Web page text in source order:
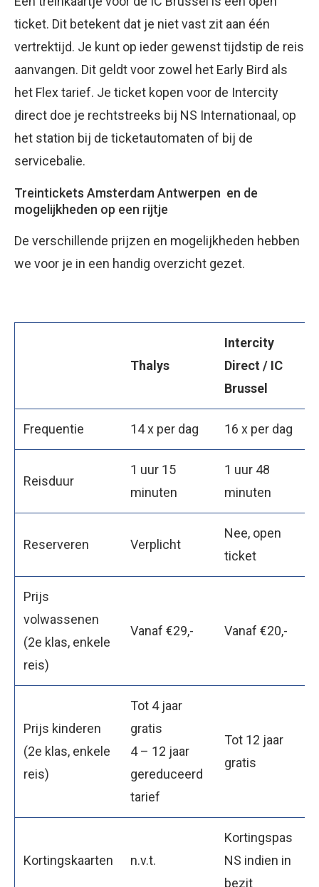
ticket. Dit betekent dat je niet vast zit aan één
vertrektijd. Je kunt op ieder gewenst tijdstip de reis
aanvangen. Dit geldt voor zowel het Early Bird als
het Flex tarief. Je ticket kopen voor de Intercity
direct doe je rechtstreeks bij NS Internationaal, op
het station bij de ticketautomaten of bij de
servicebalie.
Treintickets Amsterdam Antwerpen en de
mogelijkheden op een rijtje
De verschillende prijzen en mogelijkheden hebben
we voor je in een handig overzicht gezet.
Thalys
Intercity
Direct / IC
Brussel
Frequentie 14 x per dag 16 x per dag
Reisduur
1 uur 15
minuten
1 uur 48
minuten
Reserveren Verplicht
Nee, open
ticket
Prijs
volwassenen
(2e klas, enkele
reis)
Vanaf €29,- Vanaf €20,-
Prijs kinderen
(2e klas, enkele
reis)
Tot 4 jaar
gratis
4 – 12 jaar
gereduceerd
tarief
Tot 12 jaar
gratis
Kortingskaarten n.v.t.
Kortingspas
NS indien in
bezit